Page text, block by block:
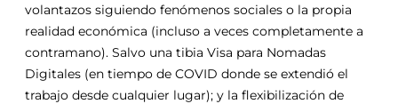
volantazos siguiendo fenómenos sociales o la propia
realidad económica (incluso a veces completamente a
contramano). Salvo una tibia Visa para Nomadas
Digitales (en tiempo de COVID donde se extendió el
trabajo desde cualquier lugar); y la flexibilización de